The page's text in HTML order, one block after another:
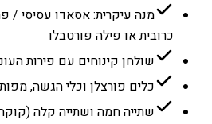
מנה עיקרית: אסאדו עסיסי /
כרובית או פילה פורטבלו
שולחן קינוחים עם פירות
כלים פורצלן וכלי הגשה,
שתייה חמה ושתייה קלה